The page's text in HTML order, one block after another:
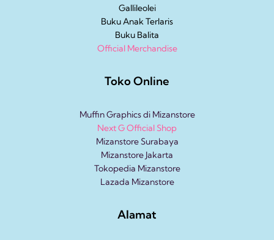
Gallileolei
Buku Anak Terlaris
Buku Balita
Official Merchandise
Toko Online
Muffin Graphics di Mizanstore
Next G Official Shop
Mizanstore Surabaya
Mizanstore Jakarta
Tokopedia Mizanstore
Lazada Mizanstore
Alamat